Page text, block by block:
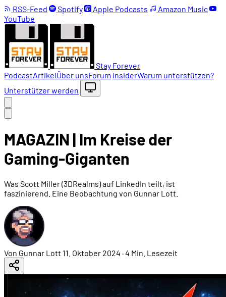
RSS-Feed Spotify Apple Podcasts
Amazon Music
YouTube
Stay Forever
PodcastArtikelÜber unsForum InsiderWarum unterstützen?
Unterstützer werden
MAGAZIN | Im Kreise der
Gaming-Giganten
Was Scott Miller (3DRealms) auf LinkedIn teilt, ist
faszinierend. Eine Beobachtung von Gunnar Lott.
Von Gunnar Lott 11. Oktober 2024 ·4 Min. Lesezeit